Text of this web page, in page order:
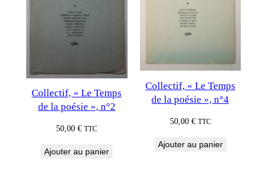
Collectif, « Le Temps
de la poésie », n°2
50,00€ TTC
Ajouter au panier
Collectif, « Le Temps
de la poésie », n°4
50,00 € TTC
Ajouter au panier